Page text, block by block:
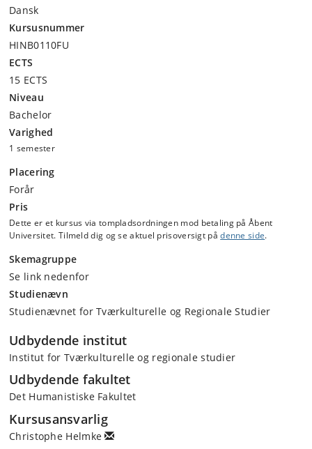
Dansk
Kursusnummer
HINB0110FU
ECTS
15 ECTS
Niveau
Bachelor
Varighed
1 semester
Placering
Forår
Pris
Dette er et kursus via tompladsordningen mod betaling på Åbent
Universitet. Tilmeld dig og se aktuel prisoversigt pådenne side.
Skemagruppe
Se link nedenfor
Studienævn
Studienævnet for Tværkulturelle og Regionale Studier
Udbydende institut
Institut for Tværkulturelle og regionale studier
Udbydende fakultet
Det Humanistiske Fakultet
Kursusansvarlig
Christophe Helmke